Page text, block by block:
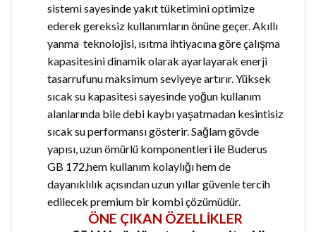
sistemi sayesinde yakıt tüketimini optimize
ederek gereksiz kullanımların önüne geçer. Akıllı
yanma teknolojisi, ısıtma ihtiyacına göre çalışma
kapasitesini dinamik olarak ayarlayarak enerji
tasarrufunu maksimum seviyeye artırır. Yüksek
sıcak su kapasitesi sayesinde yoğun kullanım
alanlarında bile debi kaybı yaşatmadan kesintisiz
sıcak su performansı gösterir. Sağlam gövde
yapısı, uzun ömürlü komponentleri ile Buderus
GB 172,hem kullanım kolaylığı hem de
dayanıklılık açısından uzun yıllar güvenle tercih
edilecek premium bir kombi çözümüdür.
ÖNE ÇIKAN ÖZELLİKLER